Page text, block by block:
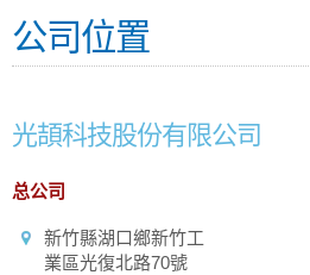
公司位置
光頡科技股份有限公司
总公司
新竹縣湖口鄉新竹工
業區光復北路70號